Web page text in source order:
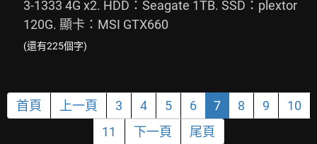
3-1333 4G x2. HDD：Seagate 1TB. SSD：plextor
120G. 顯卡：MSI GTX660
(還有225個字)
首頁 上一頁 3 4 5 6 7 8 9
10
11
下一頁 尾頁